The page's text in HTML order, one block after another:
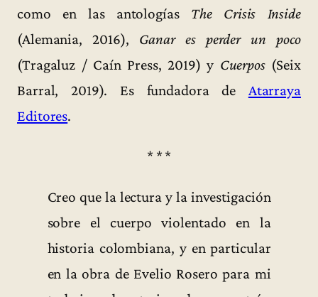
como en las antologías The Crisis Inside
(Alemania, 2016), Ganar es perder un poco
(Tragaluz / Caín Press, 2019) y Cuerpos(Seix
Barral, 2019). Es fundadora de Atarraya
Editores.
* * *
Creo que la lectura y la investigación
sobre el cuerpo violentado en la
historia colombiana, y en particular
en la obra de Evelio Rosero para mi